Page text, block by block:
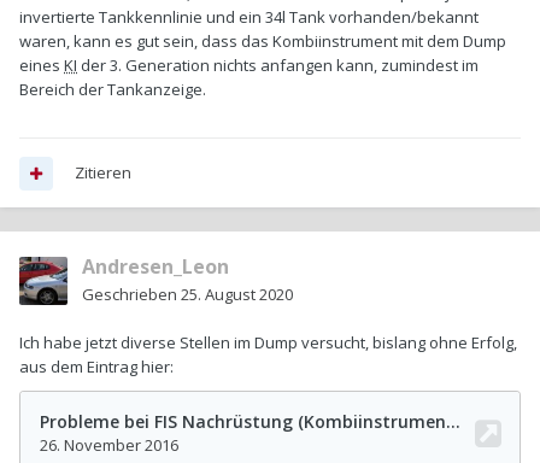
invertierte Tankkennlinie und ein 34l Tank vorhanden/bekannt
waren, kann es gut sein, dass das Kombiinstrument mit dem Dump
eines KI der 3. Generation nichts anfangen kann, zumindest im
Bereich der Tankanzeige.
Zitieren
Andresen_Leon
Geschrieben 25. August 2020
Ich habe jetzt diverse Stellen im Dump versucht, bislang ohne Erfolg,
aus dem Eintrag hier: